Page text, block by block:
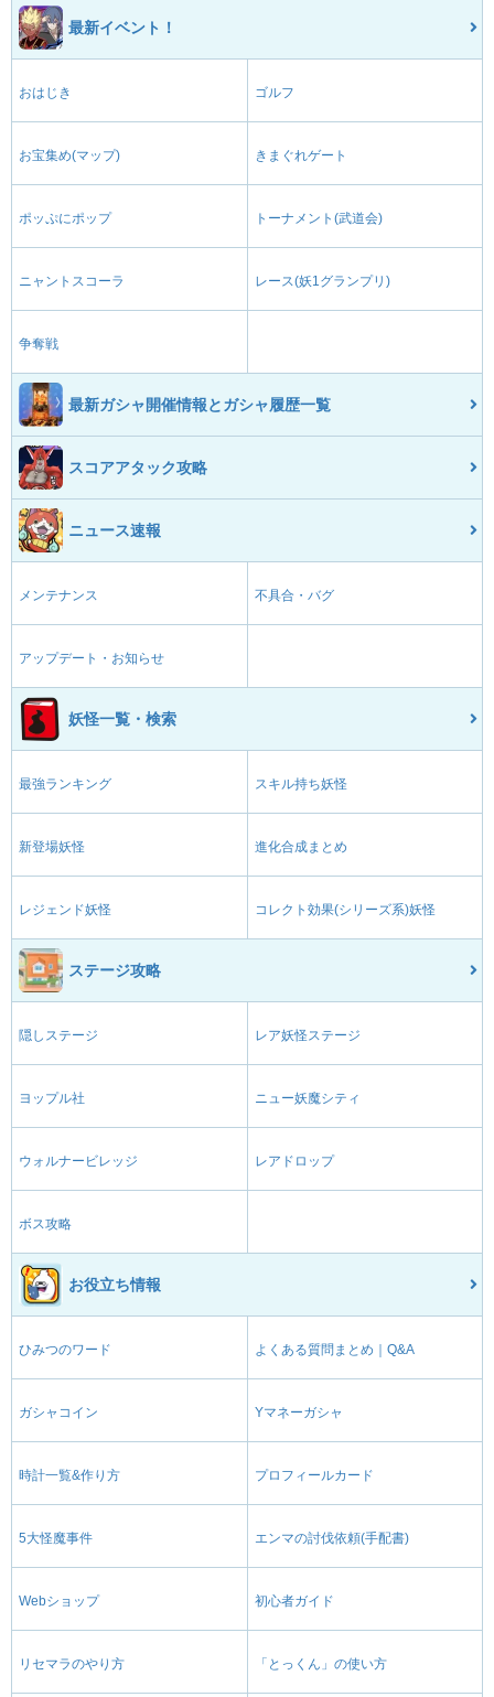
最新イベント！
おはじき ゴルフ
お宝集め(マップ) きまぐれゲート
ポッぷにポップ トーナメント(武道会)
ニャントスコーラ レース(妖1グランプリ)
争奪戦
最新ガシャ開催情報とガシャ履歴一覧
スコアアタック攻略
ニュース速報
メンテナンス 不具合・バグ
アップデート・お知らせ
妖怪一覧・検索
最強ランキング スキル持ち妖怪
新登場妖怪 進化合成まとめ
レジェンド妖怪 コレクト効果(シリーズ系)妖怪
ステージ攻略
隠しステージ レア妖怪ステージ
ヨップル社 ニュー妖魔シティ
ウォルナービレッジ レアドロップ
ボス攻略
お役立ち情報
ひみつのワード よくある質問まとめ｜Q&A
ガシャコイン Yマネーガシャ
時計一覧&作り方 プロフィールカード
5大怪魔事件 エンマの討伐依頼(手配書)
Webショップ 初心者ガイド
リセマラのやり方 「とっくん」の使い方